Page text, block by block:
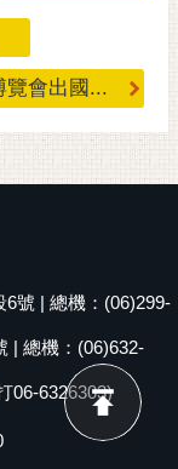
覽會出國...
號 | 總機：(06)299-
| 總機：(06)632-
06-6326303)